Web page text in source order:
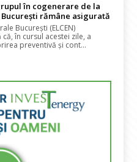
în cogenerare de la
București rămâne asigurată
București (ELCEN)
în cursul acestei zile, a
preventivă și cont...